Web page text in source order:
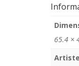
65.4 ×
Artiste